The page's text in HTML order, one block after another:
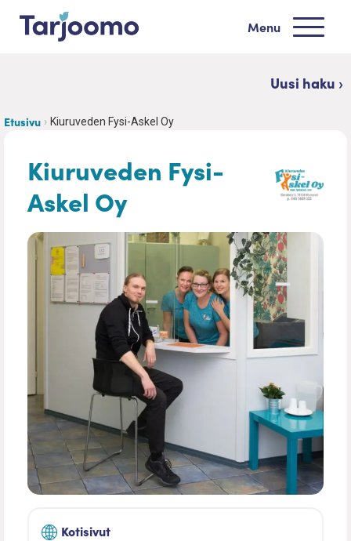
Siirry sisältöön
Menu
Uusi haku ›
Etusivu Kiuruveden Fysi-Askel Oy
Kiuruveden Fysi-
Askel Oy
Kotisivut